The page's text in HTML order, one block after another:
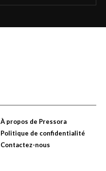
À propos de Pressora
Politique de confidentialité
Contactez-nous